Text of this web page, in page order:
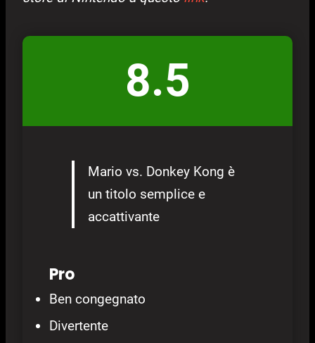
8.5
Mario vs. Donkey Kong è
un titolo semplice e
accattivante
Pro
Ben congegnato
Divertente